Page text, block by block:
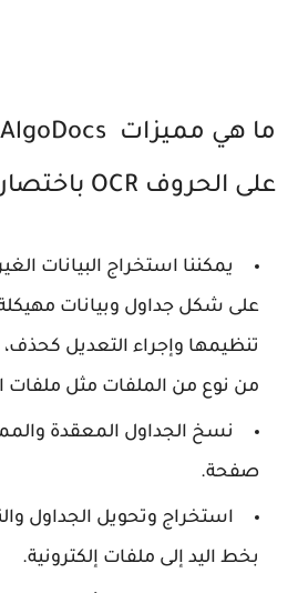
على الحروف OCR باختصار :
يمكننا استخراج البيانات
على شكل جداول وبيانات
تنظيمها وإجراء التعديل كحذف،
من نوع من الملفات مثل ملفات
نسخ الجداول المعقدة
صفحة.
استخراج وتحويل الجداول
بخط اليد إلى ملفات إلكترونية.